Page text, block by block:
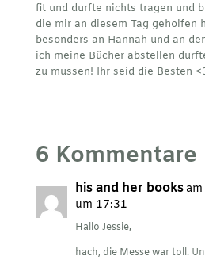
fit und durfte nichts tragen und
die mir an diesem Tag geholfen
besonders an Hannah und an
ich meine Bücher abstellen
zu müssen! Ihr seid die Besten
6 Kommentare
his and her books
um 17:31
Hallo Jessie,
hach, die Messe war toll.